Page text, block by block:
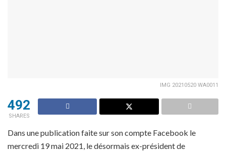
IMG 20210520 WA0011
492
SHARES
Dans une publication faite sur son compte Facebook le
mercredi 19 mai 2021, le désormais ex-président de